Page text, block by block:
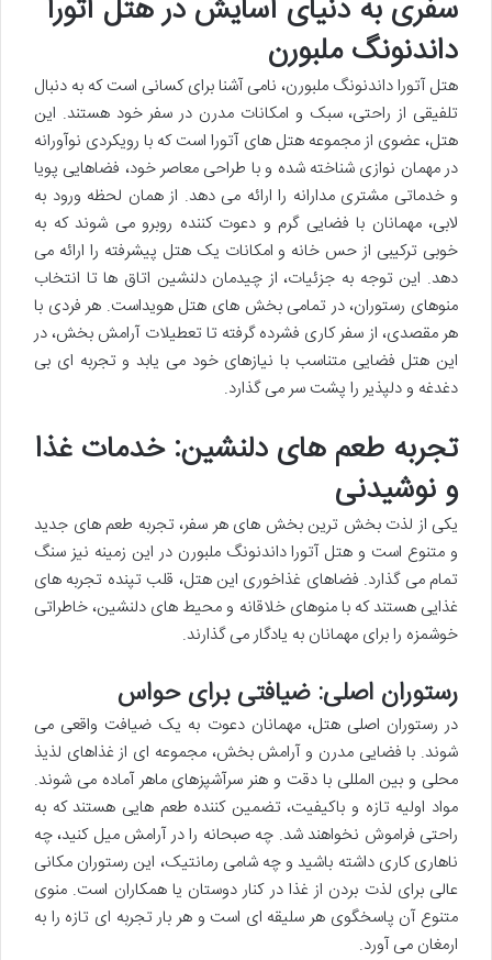
سفری به دنیای آسایش در هتل آتورا
داندنونگ ملبورن
هتل آتورا داندنونگ ملبورن، نامی آشنا برای کسانی است که به دنبال
تلفیقی از راحتی، سبک و امکانات مدرن در سفر خود هستند. این
هتل، عضوی از مجموعه هتل های آتورا است که با رویکردی نوآورانه
در مهمان نوازی شناخته شده و با طراحی معاصر خود، فضاهایی پویا
و خدماتی مشتری مدارانه را ارائه می دهد. از همان لحظه ورود به
لابی، مهمانان با فضایی گرم و دعوت کننده روبرو می شوند که به
خوبی ترکیبی از حس خانه و امکانات یک هتل پیشرفته را ارائه می
دهد. این توجه به جزئیات، از چیدمان دلنشین اتاق ها تا انتخاب
منوهای رستوران، در تمامی بخش های هتل هویداست. هر فردی با
هر مقصدی، از سفر کاری فشرده گرفته تا تعطیلات آرامش بخش، در
این هتل فضایی متناسب با نیازهای خود می یابد و تجربه ای بی
دغدغه و دلپذیر را پشت سر می گذارد.
تجربه طعم های دلنشین: خدمات غذا
و نوشیدنی
یکی از لذت بخش ترین بخش های هر سفر، تجربه طعم های جدید
و متنوع است و هتل آتورا داندنونگ ملبورن در این زمینه نیز سنگ
تمام می گذارد. فضاهای غذاخوری این هتل، قلب تپنده تجربه های
غذایی هستند که با منوهای خلاقانه و محیط های دلنشین، خاطراتی
خوشمزه را برای مهمانان به یادگار می گذارند.
رستوران اصلی: ضیافتی برای حواس
در رستوران اصلی هتل، مهمانان دعوت به یک ضیافت واقعی می
شوند. با فضایی مدرن و آرامش بخش، مجموعه ای از غذاهای لذیذ
محلی و بین المللی با دقت و هنر سرآشپزهای ماهر آماده می شوند.
مواد اولیه تازه و باکیفیت، تضمین کننده طعم هایی هستند که به
راحتی فراموش نخواهند شد. چه صبحانه را در آرامش میل کنید، چه
ناهاری کاری داشته باشید و چه شامی رمانتیک، این رستوران مکانی
عالی برای لذت بردن از غذا در کنار دوستان یا همکاران است. منوی
متنوع آن پاسخگوی هر سلیقه ای است و هر بار تجربه ای تازه را به
ارمغان می آورد.